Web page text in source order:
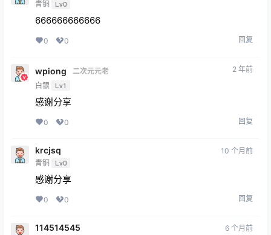
青铜 Lv0
666666666666
0 0 回复
wpiong
二次元元老
白银
Lv1
2 年前
感谢分享
0 0 回复
krcjsq
青铜 Lv0
10 个月前
感谢分享
0 0 回复
114514545 6 个月前